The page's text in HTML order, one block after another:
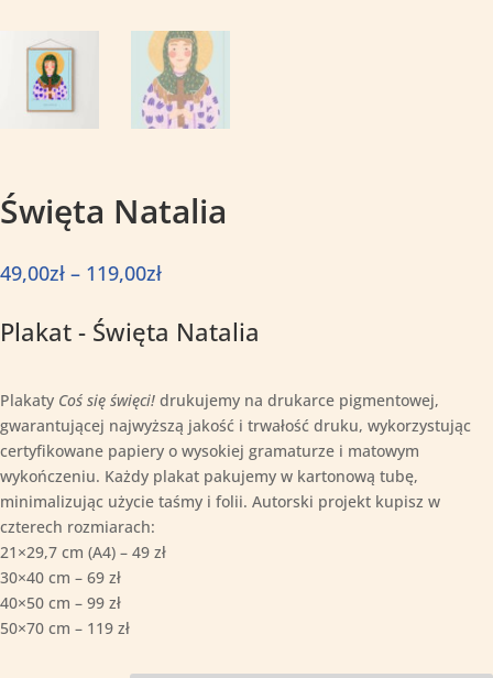
Święta Natalia
49,00zł – 119,00złZakres
od
49,00zł
119,00zł
Plakat - Święta Natalia
Plakaty Coś się święci! drukujemy na drukarce pigmentowej,
gwarantującej najwyższą jakość i trwałość druku, wykorzystując
certyfikowane papiery o wysokiej gramaturze i matowym
wykończeniu. Każdy plakat pakujemy w kartonową tubę,
minimalizując użycie taśmy i folii. Autorski projekt kupisz w
czterech rozmiarach:
21×29,7 cm (A4) – 49 zł
30×40 cm – 69 zł
40×50 cm – 99 zł
50×70 cm – 119 zł